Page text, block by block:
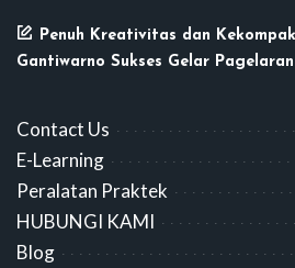
Penuh Kreativitas dan
Gantiwarno Sukses Gelar
Contact Us
E-Learning
Peralatan Praktek
HUBUNGI KAMI
Blog